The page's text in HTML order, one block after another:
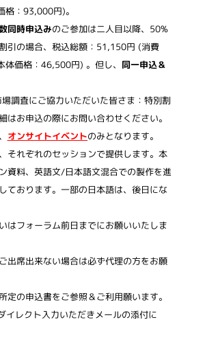
格：93,000円)。
同時申込みのご参加は二人目以降、50%
引の場合、税込総額：51,150円 (消費
価格：46,500円) 。 但し、 同一申込＆
調査にご協力いただいた皆さま：特別割
はお申込の際にお問い合わせください。
オンサイトイベントのみとなります。
それぞれのセッションで提供します。本
資料、英語文/日本語文混合での製作を進
ております。一部の日本語は、後日にな
はフォーラム前日までにお願いいたしま
出席出来ない場合は必ず代理の方をお願
定の申込書をご参照＆ご利用願います。
イレクト入力いただきメールの添付に